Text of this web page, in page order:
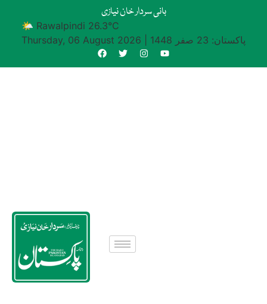
بانی سردار خان نیازی
🌤 Rawalpindi 26.3°C
Thursday, 06 August 2026
پاکستان: 23 صفر 1448